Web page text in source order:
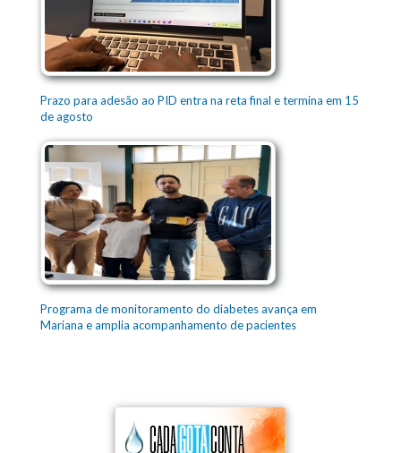
Prazo para adesão ao PID entra na reta final e termina em 15
de agosto
Programa de monitoramento do diabetes avança em
Mariana e amplia acompanhamento de pacientes